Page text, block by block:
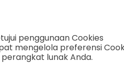
penggunaan Cookies
mengelola preferensi
lunak Anda.